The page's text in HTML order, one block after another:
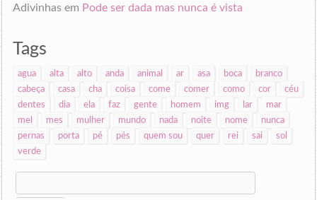
Adivinhasem Pode ser dada mas nunca é vista
Tags
agua alta alto anda animal ar asa boca
branco
cabeça
casa cha coisa come comer como cor
céu
dentes
dia ela faz gente homem img lar
mar
mel
mes mulher mundo nada noite nome
nunca
pernas
porta pé pés quem sou quer rei sai
sol
verde
Search
for: